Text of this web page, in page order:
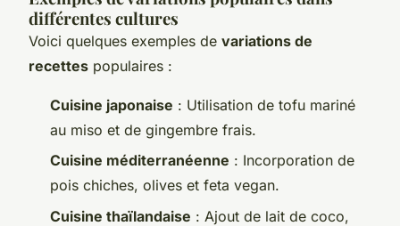
différentes cultures
Voici quelques exemples de variations de
recettes populaires :
Cuisine japonaise : Utilisation de tofu mariné
au miso et de gingembre frais.
Cuisine méditerranéenne : Incorporation de
pois chiches, olives et feta vegan.
Cuisine thaïlandaise : Ajout de lait de coco,